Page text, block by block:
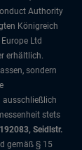
Authority
Königreich
Ltd
erhältlich.
sondern
ausschließlich
stets
Seidlstr.
gemäß § 15